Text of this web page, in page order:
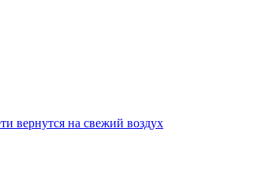
вернутся на свежий воздух